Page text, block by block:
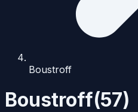
Boustroff
Boustroff(57)